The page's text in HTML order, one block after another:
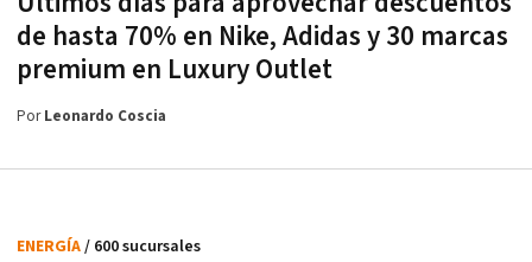
de hasta 70% en Nike, Adidas y 30 marcas
premium en Luxury Outlet
PorLeonardo Coscia
ENERGÍA/ 600 sucursales